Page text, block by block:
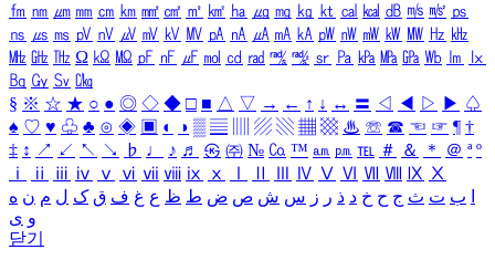
㎙ ㎚ ㎛ ㎜ ㎝ ㎞ ㎟ ㎠ ㎡ ㎢ ㏊ ㎍ ㎎ ㎏ ㏏ ㎈ ㎉ ㏈ ㎧ ㎨ ㎰
㎱ ㎲ ㎳ ㎴ ㎵ ㎶ ㎷ ㎸ ㎹ ㎀ ㎁ ㎂ ㎃ ㎄ ㎺ ㎻ ㎽ ㎾ ㎿ ㎐ ㎑
㎒ ㎓ ㎔ Ω ㏀ ㏁ ㎊ ㎋ ㎌ ㏖ ㏅ ㎭ ㎮ ㎯ ㏛ ㎩ ㎪ ㎫ ㎬ ㏝ ㏐
㏓
㏃ ㏉ ㏜ ㏆
§ ※ ☆ ★ ○ ● ◎ ◇ ◆ □ ■ △ ▽ → ← ↑ ↓ ↔ 〓 ◁ ◀ ▷ ▶ ♤
♠ ♡ ♥ ♧ ♣ ⊙ ◈ ▣ ◐ ◑ ▒ ▤ ▨ ▧ ▦ ▩ ♨ ☏ ☎ ☜ ☞ ¶ †
‡ ↕ ↗ ↙ ↖ ↘ ♭ ♩ ♪ ♬ ㉿ ㈜ № ㏇ ™ ㏂ ㏘ ℡ ＃ ＆ ＊ ＠ ª º
ⅰ
ⅱ ⅲ ⅳ ⅴ ⅵ ⅶ ⅷ ⅸ ⅹ Ⅳ Ⅴ Ⅵ Ⅶ Ⅷ Ⅸ Ⅹ
ب ت ث ج ح خ د ذ ر ز س ش ص ض ط ظ ع غ ف ق ک ل م ن ه
و ی
닫기